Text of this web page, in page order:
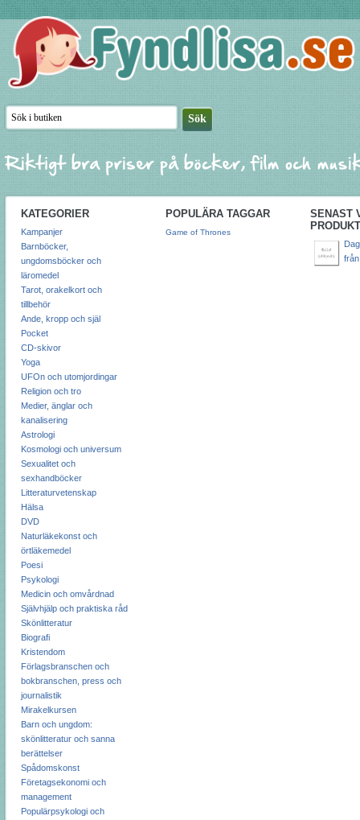
KATEGORIER
Kampanjer
Barnböcker,
ungdomsböcker och
läromedel
Tarot, orakelkort och
tillbehör
Ande, kropp och själ
Pocket
CD-skivor
Yoga
UFOn och utomjordingar
Religion och tro
Medier, änglar och
kanalisering
Astrologi
Kosmologi och universum
Sexualitet och
sexhandböcker
Litteraturvetenskap
Hälsa
DVD
Naturläkekonst och
örtläkemedel
Poesi
Psykologi
Medicin och omvårdnad
Självhjälp och praktiska råd
Skönlitteratur
Biografi
Kristendom
Förlagsbranschen och
bokbranschen, press och
journalistik
Mirakelkursen
Barn och ungdom:
skönlitteratur och sanna
berättelser
Spådomskonst
Företagsekonomi och
management
Populärpsykologi och
POPULÄRA TAGGAR
Game of Thrones
SENAST